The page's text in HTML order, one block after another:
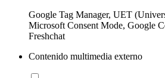
Google Tag Manager, UET
Microsoft Consent Mode, Google
Freshchat
Contenido multimedia externo